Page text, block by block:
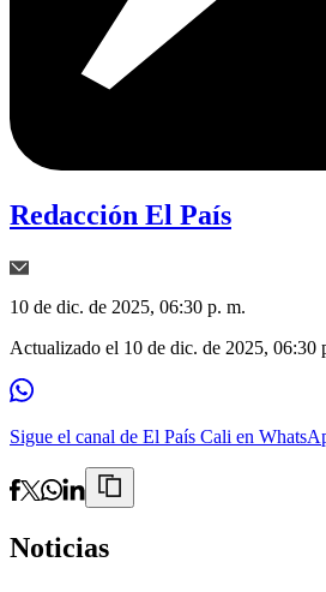
Redacción El País
10 de dic. de 2025, 06:30 p. m.
Actualizado el 10 de dic. de 2025, 06:30
Sigue el canal de El País Cali en
Noticias